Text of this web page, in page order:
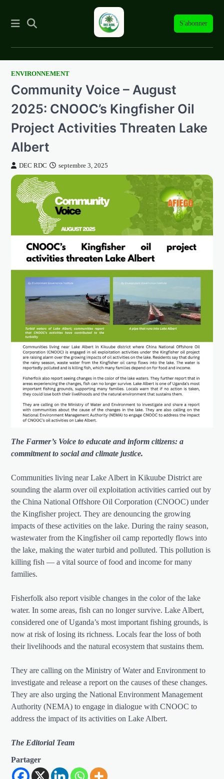
S'abonner
SkipENVIRONNEMENT
Community Voice – August
2025: CNOOC’s Kingfisher Oil
Project Activities Threaten Lake
Albert
DEC RDC septembre 3, 2025
The Farmer’s Voice to educate and inform citizens: a
commitment to social and climate justice.
Communities living near Lake Albert in Kikuube District are
sounding the alarm over oil exploitation activities carried out by
the China National Offshore Oil Corporation (CNOOC) under
the Kingfisher project. They are denouncing the growing
impacts of these activities on the lake. During the rainy season,
wastewater from the Kingfisher oil camp reportedly flows into
the lake, making the water turbid and polluted. This pollution is
killing fish — a vital source of food and income for many
families.
Fisherfolk also report visible changes in the color of the lake
water. In some areas, fish can no longer survive. Lake Albert,
considered one of Uganda’s most important fishing grounds, is
now at risk of losing its richness. Locals fear the loss of both
their livelihoods and the natural ecosystem that sustains them.
They are calling on the Ministry of Water and Environment to
investigate and release a report on the causes of these changes.
They are also urging the National Environment Management
Authority (NEMA) to engage in dialogue with CNOOC to
address the impact of its activities on Lake Albert.
The Editorial Team
Partager